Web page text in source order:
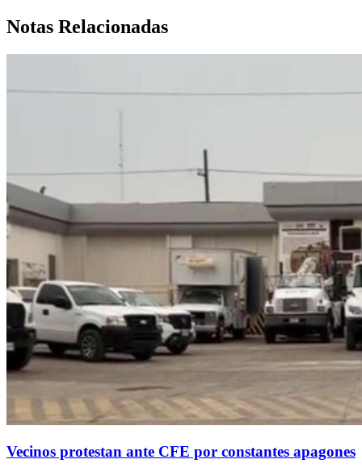
Notas Relacionadas
Vecinos protestan ante CFE por constantes apagones